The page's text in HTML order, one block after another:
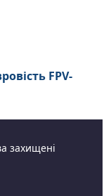
FPV-
захищені